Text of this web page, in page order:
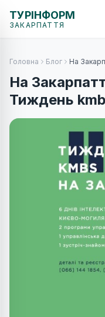
ТУРІНФОРМ
ЗАКАРПАТТЯ
Головна Блог На
На
Тиждень